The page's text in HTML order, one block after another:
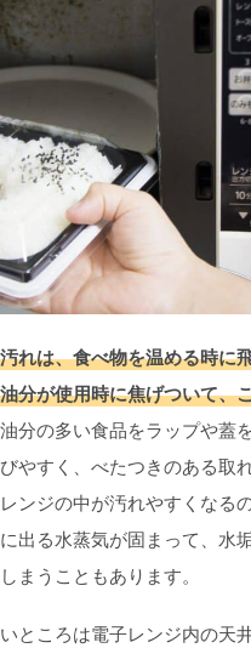
れは、食べ物を温める時に
分が使用時に焦げついて、
分の多い食品をラップや蓋
やすく、べたつきのある取
ンジの中が汚れやすくなる
出る水蒸気が固まって、水
まうこともあります。
ところは電子レンジ内の天